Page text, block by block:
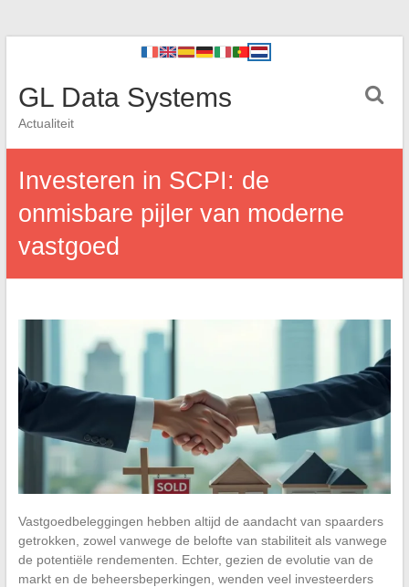
GL Data Systems
Actualiteit
Investeren in SCPI: de
onmisbare pijler van moderne
vastgoed
Vastgoedbeleggingen hebben altijd de aandacht van spaarders
getrokken, zowel vanwege de belofte van stabiliteit als vanwege
de potentiële rendementen. Echter, gezien de evolutie van de
markt en de beheersbeperkingen, wenden veel investeerders